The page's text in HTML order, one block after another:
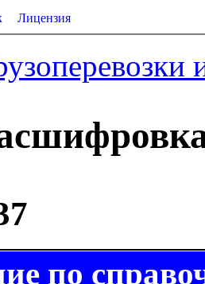
Лицензия
по